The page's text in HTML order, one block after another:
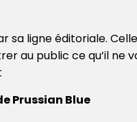
sa ligne éditoriale.
au public ce qu’il ne
Prussian Blue